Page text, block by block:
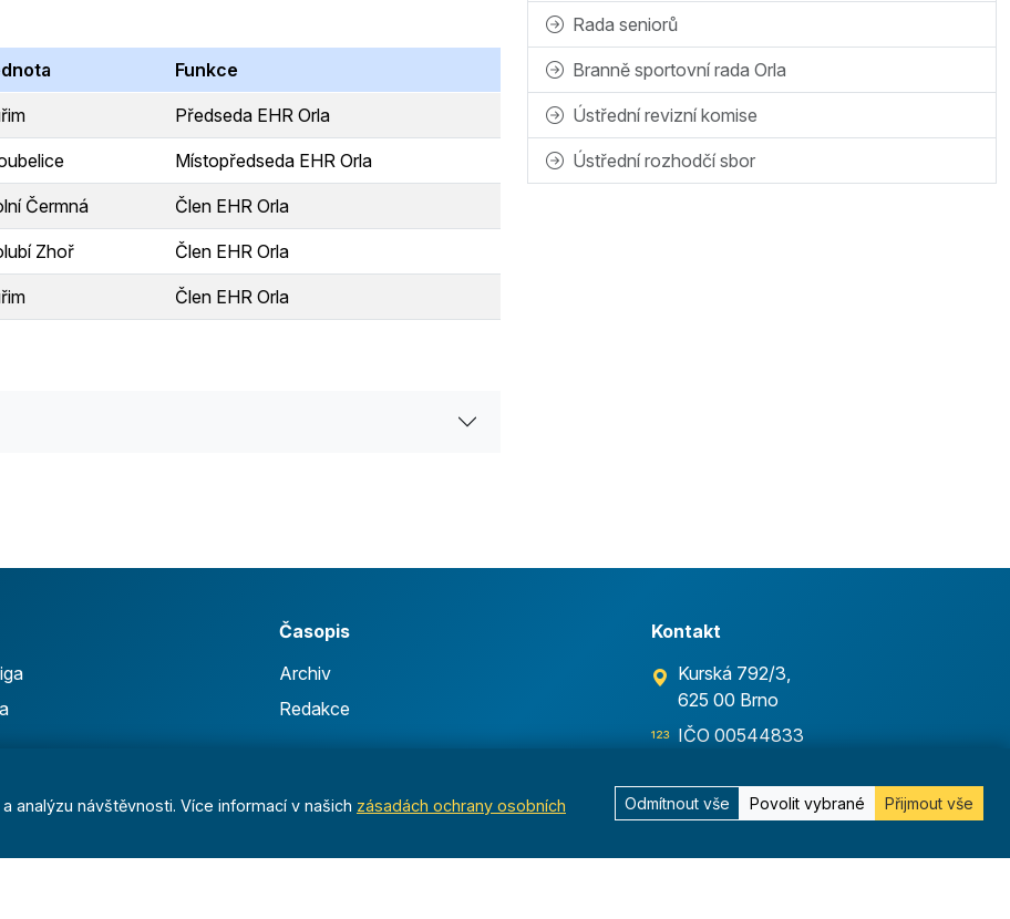
Funkce
Předseda EHR Orla
Místopředseda EHR Orla
Čermná Člen EHR Orla
Zhoř Člen EHR Orla
Člen EHR Orla
Rada seniorů
Branně sportovní rada Orla
Ústřední revizní komise
Ústřední rozhodčí sbor
Časopis
Archiv
Redakce
Kontakt
Kurská 792/3,
625 00 Brno
IČO 00544833
Kontaktujte nás
analýzu návštěvnosti. Více informací v našich zásadách ochrany osobních
Odmítnout vše Povolit vybrané Přijmout vše